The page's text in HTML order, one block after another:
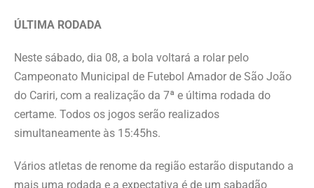
ÚLTIMA RODADA
Neste sábado, dia 08, a bola voltará a rolar pelo
Campeonato Municipal de Futebol Amador de São João
do Cariri, com a realização da 7ª e última rodada do
certame. Todos os jogos serão realizados
simultaneamente às 15:45hs.
Vários atletas de renome da região estarão disputando a
mais uma rodada e a expectativa é de um sabadão